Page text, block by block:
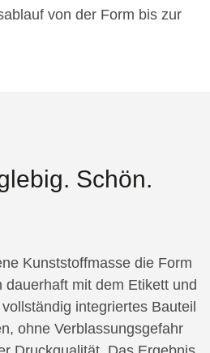
von der Form bis zur
Schön.
Kunststoffmasse die Form
mit dem Etikett und
integriertes Bauteil
ohne Verblassungsgefahr